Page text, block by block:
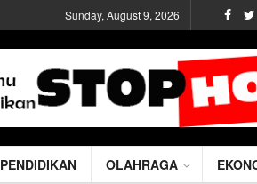
Sunday, August 9, 2026
PENDIDIKAN OLAHRAGA